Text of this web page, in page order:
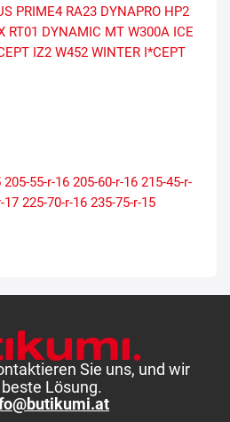
PRIME4 RA23 DYNAPRO HP2
RT01 DYNAMIC MT W300A ICE
IZ2 W452 WINTER I*CEPT
205-55-r-16 205-60-r-16 215-45-r-
17 225-70-r-16 235-75-r-15
Sie uns, und wir
Lösung.